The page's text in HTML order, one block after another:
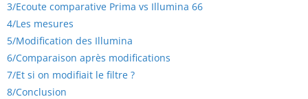
3/Ecoute comparative Prima vs Illumina 66
4/Les mesures
5/Modification des Illumina
6/Comparaison après modifications
7/Et si on modifiait le filtre ?
8/Conclusion